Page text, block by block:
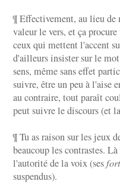
¶ Effectivement, au lieu
valeur le vers, et ça
ceux qui mettent l'accent
d'ailleurs insister sur le
sens, même sans effet
suivre, être un peu à l'aise
au contraire, tout paraît
peut suivre le discours (et
¶ Tu as raison sur les jeux
beaucoup les contrastes.
l'autorité de la voix (ses
suspendus).